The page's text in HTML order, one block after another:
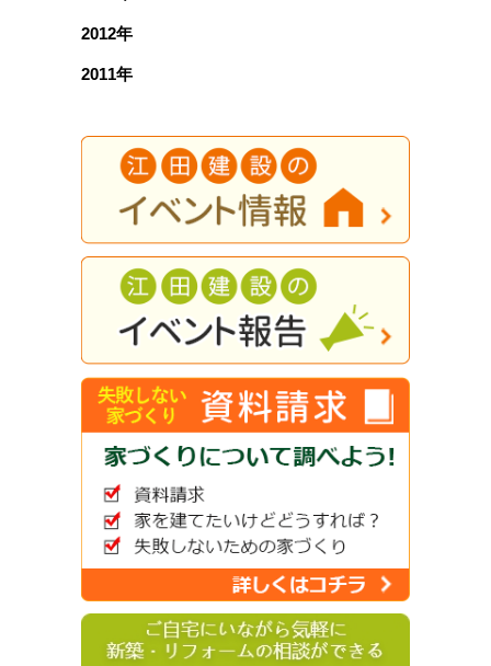
2012年
2011年